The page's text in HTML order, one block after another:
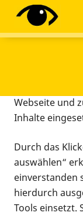
Diese
Tracking-Tools
Webseite und
Inhalte
Durch das
auswählen“
einverstanden
hierdurch
Tools einsetzt.